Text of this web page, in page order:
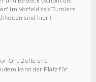
im Vorfeld des Turniers
sind hier (
Ort. Zelte und
kann der Platz für